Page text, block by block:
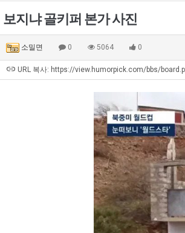
지
아?
08.05
감사해요 축구중계 생각할 때 도움 되는 팁이 많네요. 참고로 해외축구중계도 정식 서비스로 봐야 안전해요. 주…
08.05
좋네요 epl중계 일정 확인할 때 유용해요. 아무튼 축구중계 보면서 불법 사이트는 피해요. 다음 경기 때도 …
감사해요 무료중계 찾을 때 여기가 제일 편해요. 그래도 무료스포츠중계 정보 확인할 때 출처 꼭 체크해요. 주…
08.05
08.05
08.05
08.05
08.05
08.05
08.04
08.04
08.04
08.04
좋네요 무료스포츠중계 찾는데 시간 절약돼요. 그래도 해외
좋네요 요즘 스포츠중계 볼 때마다 이 사이트 먼저 들어와요
도움돼요 해외축구 경기 일정 한눈에 보기 좋아요. 그치만
좋네요 축구무료중계 사이트 중에 여기가 최고예요. 참고로 축
재밌네요 요즘 스포츠중계 볼 때마다 이 사이트 먼저 들어와요.
좋네요 epl중계 일정 확인할 때 유용해요. 그런데 무
공유해요 요즘 스포츠중계 볼 때마다 이 사이트 먼저 들어와
공유해요 무료중계 찾을 때 여기가 제일 편해요. 참고로
좋네요 무료중계 찾을 때 여기가 제일 편해요. 그치만 축
공유해요 epl중계 일정 확인할 때 유용해요. 그런데
잘봤어요 epl중계 일정 확인할 때 유용해요. 그래서 해
재밌네요 해외축구 경기 일정 한눈에 보기 좋아요. 그나저
보지냐 골키퍼 본가 사진
소밀면 0 5064 0
URL 복사: https://view.humorpick.com/bbs/